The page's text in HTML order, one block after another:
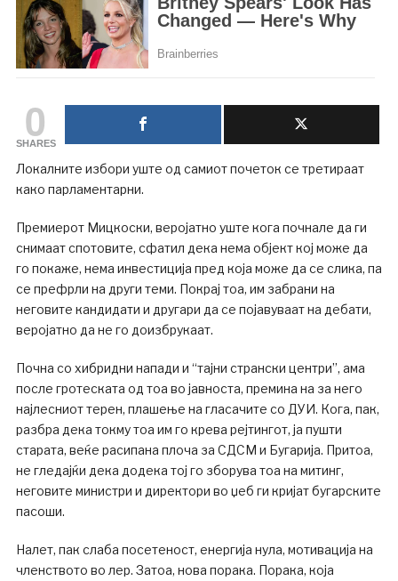
0
SHARES
Локалните избори уште од самиот почеток се третираат
како парламентарни.
Премиерот Мицкоски, веројатно уште кога почнале да ги
снимаат спотовите, сфатил дека нема објект кој може да
го покаже, нема инвестиција пред која може да се слика, па
се префрли на други теми. Покрај тоа, им забрани на
неговите кандидати и другари да се појавуваат на дебати,
веројатно да не го доизбрукаат.
Почна со хибридни напади и “тајни странски центри”, ама
после гротеската од тоа во јавноста, премина на за него
најлесниот терен, плашење на гласачите со ДУИ. Кога, пак,
разбра дека токму тоа им го крева рејтингот, ја пушти
старата, веќе расипана плоча за СДСМ и Бугарија. Притоа,
не гледајќи дека додека тој го зборува тоа на митинг,
неговите министри и директори во џеб ги кријат бугарските
пасоши.
Налет, пак слаба посетеност, енергија нула, мотивација на
членството во лер. Затоа, нова порака. Порака, која